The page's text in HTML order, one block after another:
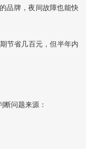
品牌，夜间故障也能快
节省几百元，但半年内
问题来源：